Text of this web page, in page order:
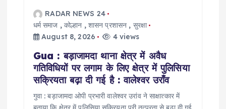
RADAR NEWS 24
धर्म समाज ,कोल्हान , शासन प्रशासन , सुरक्षा
August 8, 2026
4 views
Gua : बड़ाजामदा थाना क्षेत्र में अवैध
गतिविधियों पर लगाम के लिए क्षेत्र में पुलिसिया
सक्रियता बढ़ा दी गई है : वालेश्वर उराँव
गुवा : बड़ाजामदा ओपी प्रभारी वालेश्वर उरांव ने साक्षात्कार में